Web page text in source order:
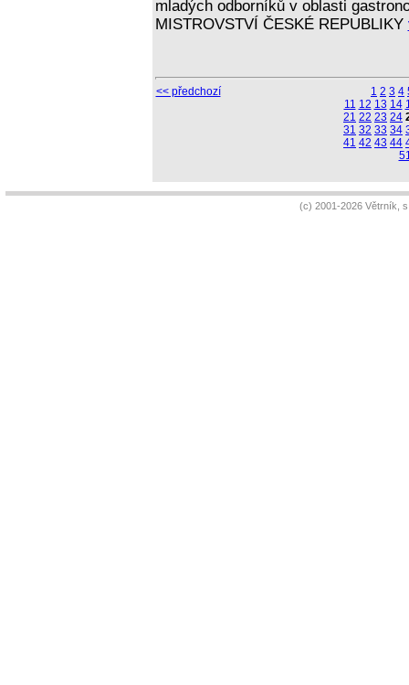
mladých odborníků v oblasti
MISTROVSTVÍ ČESKÉ REPUBLIKY
<< předchozí 1 2 3 4
11 12 13 14
21 22 23 24
31 32 33 34
41 42 43 44
(c) 2001-2026 Větrník,